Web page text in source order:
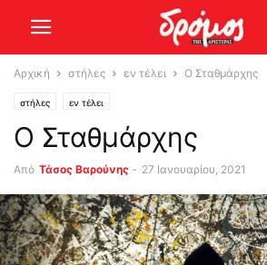
Αρχική στήλες εν τέλει Ο Σταθμάρχης
στήλες εν τέλει
Ο Σταθμάρχης
Από Τάσος Βαρούνης - 27 Ιανουαρίου, 2021